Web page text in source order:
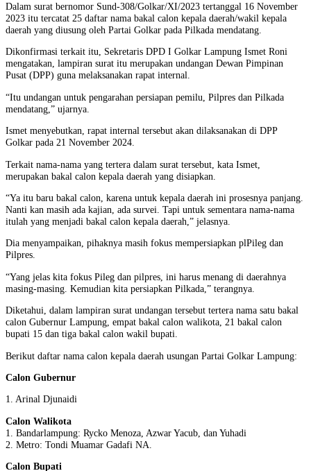
Dalam surat bernomor Sund-308/Golkar/XI/2023 tertanggal 16 November
2023 itu tercatat 25 daftar nama bakal calon kepala daerah/wakil kepala
daerah yang diusung oleh Partai Golkar pada Pilkada mendatang.
Dikonfirmasi terkait itu, Sekretaris DPD I Golkar Lampung Ismet Roni
mengatakan, lampiran surat itu merupakan undangan Dewan Pimpinan
Pusat (DPP) guna melaksanakan rapat internal.
“Itu undangan untuk pengarahan persiapan pemilu, Pilpres dan Pilkada
mendatang,” ujarnya.
Ismet menyebutkan, rapat internal tersebut akan dilaksanakan di DPP
Golkar pada 21 November 2024.
Terkait nama-nama yang tertera dalam surat tersebut, kata Ismet,
merupakan bakal calon kepala daerah yang disiapkan.
“Ya itu baru bakal calon, karena untuk kepala daerah ini prosesnya panjang.
Nanti kan masih ada kajian, ada survei. Tapi untuk sementara nama-nama
itulah yang menjadi bakal calon kepala daerah,” jelasnya.
Dia menyampaikan, pihaknya masih fokus mempersiapkan plPileg dan
Pilpres.
“Yang jelas kita fokus Pileg dan pilpres, ini harus menang di daerahnya
masing-masing. Kemudian kita persiapkan Pilkada,” terangnya.
Diketahui, dalam lampiran surat undangan tersebut tertera nama satu bakal
calon Gubernur Lampung, empat bakal calon walikota, 21 bakal calon
bupati 15 dan tiga bakal calon wakil bupati.
Berikut daftar nama calon kepala daerah usungan Partai Golkar Lampung:
Calon Gubernur
1. Arinal Djunaidi
Calon Walikota
1. Bandarlampung: Rycko Menoza, Azwar Yacub, dan Yuhadi
2. Metro: Tondi Muamar Gadafi NA.
Calon Bupati